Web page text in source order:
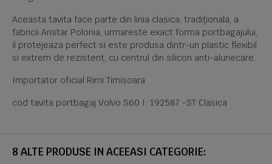
Aceasta tavita face parte din linia clasica, tradiționala, a
fabricii Aristar Polonia, urmareste exact forma portbagajului,
il protejeaza perfect si este produsa dintr-un plastic flexibil
si extrem de rezistent, cu centrul din silicon anti-alunecare.
Importator oficial Rimi Timisoara
cod tavita portbagaj Volvo S60 I 192587 -ST Clasica
8 ALTE PRODUSE IN ACEEASI CATEGORIE: